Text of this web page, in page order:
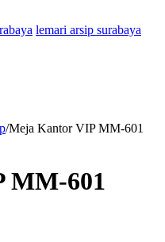
lemari arsip surabaya
/Meja Kantor VIP MM-601
MM-601